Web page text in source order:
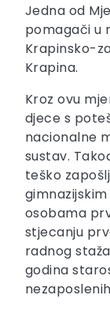
Jedna od
pomagači u
Krapinsko-
Krapina.
Kroz ovu
djece s
nacionalne
sustav.
teško
osobama
stjecanju
radnog
godina